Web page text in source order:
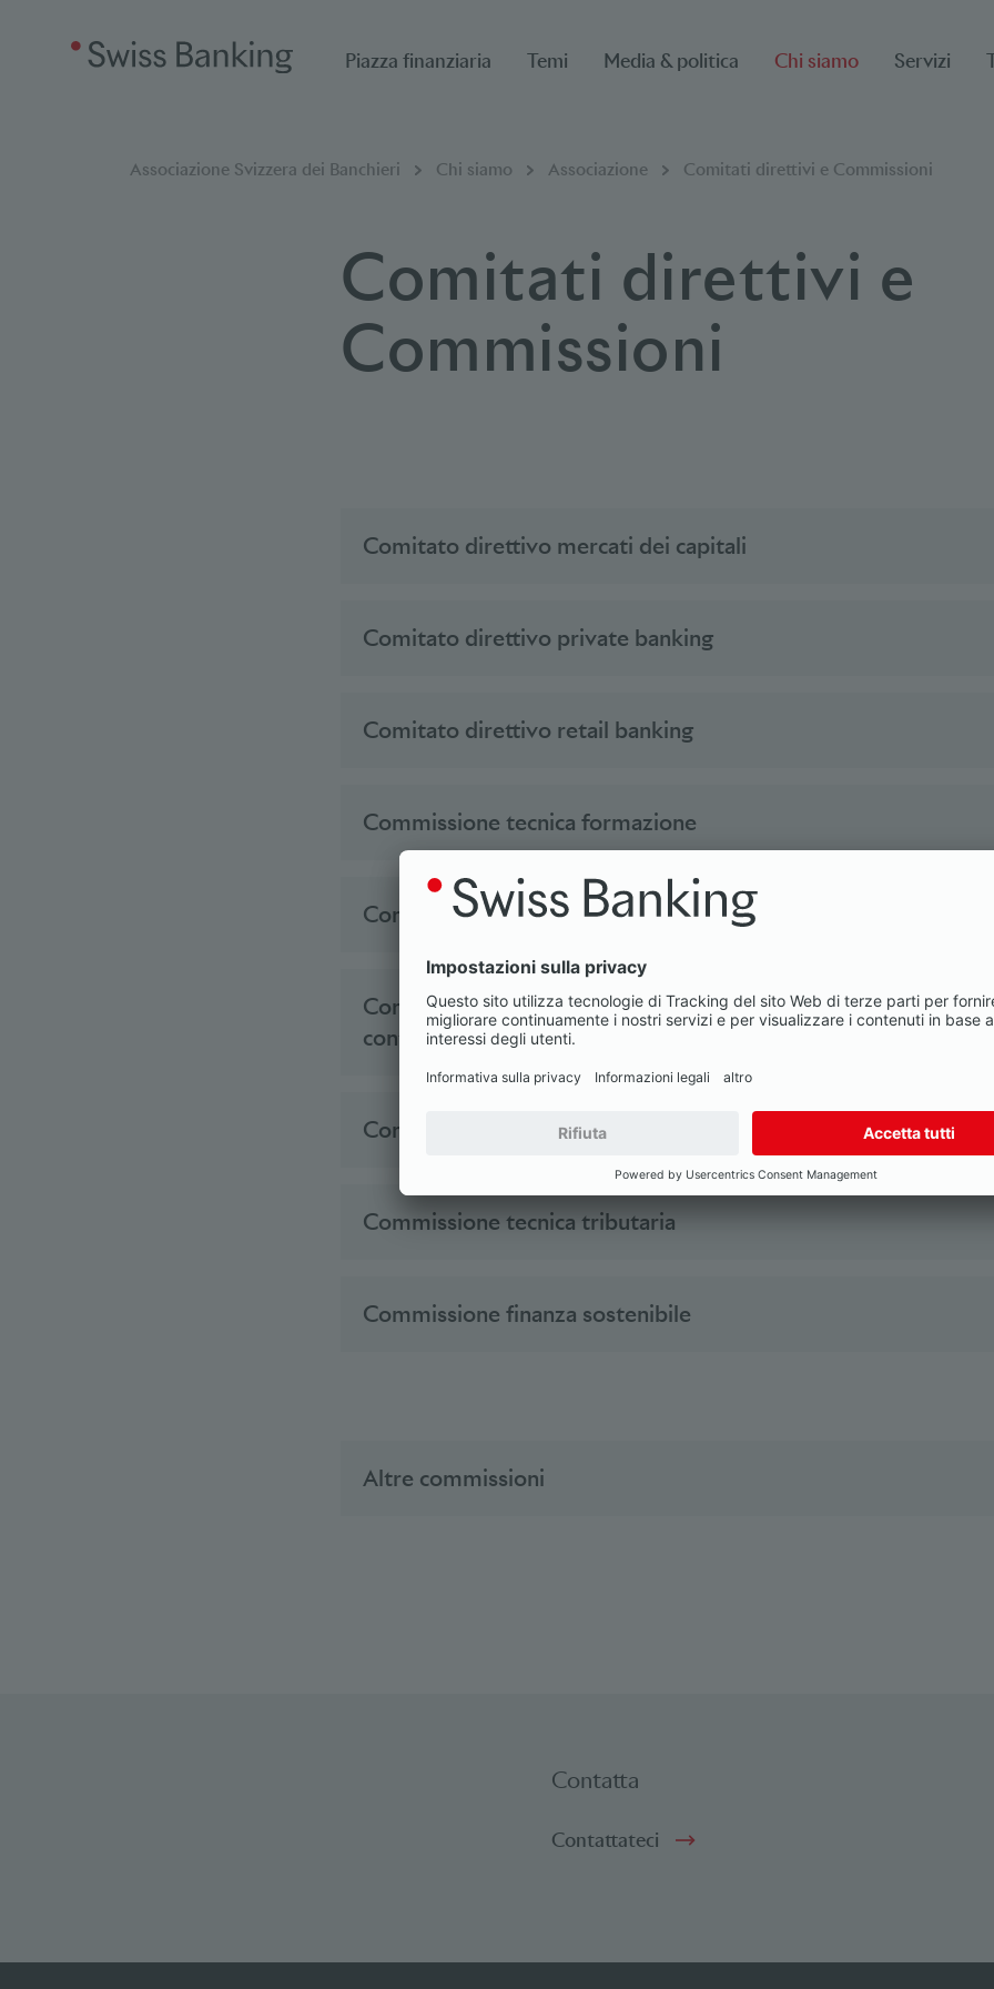
Piazza finanziaria Temi Media & politica Chi siamo Servizi
Breadcrumb
Sei qui:
Associazione Svizzera dei Banchieri Chi siamo Associazione Comitati direttivi e Commissioni
Comitati direttivi e
Commissioni
Comitato direttivo mercati dei capitali
Comitato direttivo private banking
Comitato direttivo retail banking
Commissione tecnica formazione
Commissione tecnica digitalizzazione
Commissione tecnica regolamentazione dei mercati finanziari
contabilità
Commissione tecnica diritto e compliance
Commissione tecnica tributaria
Commissione finanza sostenibile
Altre commissioni
Contatta
Contattateci